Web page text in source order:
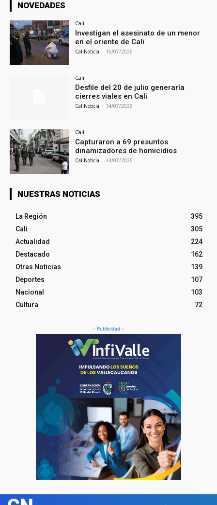
NOVEDADES
Cali
Investigan el asesinato de un menor
en el oriente de Cali
CaliNoticia - 15/07/2026
Cali
Desfile del 20 de julio generaría
cierres viales en Cali
CaliNoticia - 14/07/2026
Cali
Capturaron a 69 presuntos
dinamizadores de homicidios
CaliNoticia - 14/07/2026
NUESTRAS NOTICIAS
La Región
395
Cali
305
Actualidad
224
Destacado
162
Otras Noticias
139
Deportes
107
Nacional
103
Cultura
72
- Publicidad -